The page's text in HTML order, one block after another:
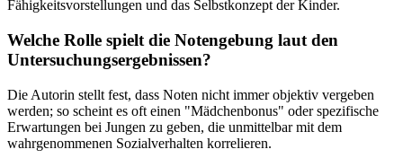
Fähigkeitsvorstellungen und das Selbstkonzept der Kinder.
Welche Rolle spielt die Notengebung laut den
Untersuchungsergebnissen?
Die Autorin stellt fest, dass Noten nicht immer objektiv vergeben
werden; so scheint es oft einen "Mädchenbonus" oder spezifische
Erwartungen bei Jungen zu geben, die unmittelbar mit dem
wahrgenommenen Sozialverhalten korrelieren.